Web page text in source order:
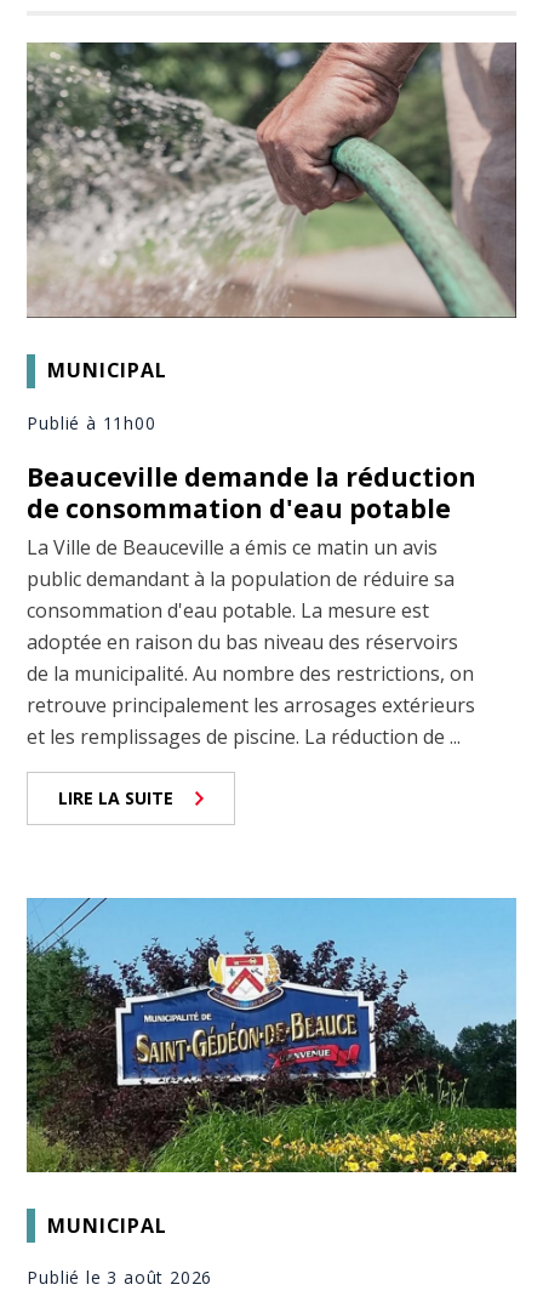
MUNICIPAL
Publié à 11h00
Beauceville demande la réduction
de consommation d'eau potable
La Ville de Beauceville a émis ce matin un avis
public demandant à la population de réduire sa
consommation d'eau potable. La mesure est
adoptée en raison du bas niveau des réservoirs
de la municipalité. Au nombre des restrictions, on
retrouve principalement les arrosages extérieurs
et les remplissages de piscine. La réduction de ...
LIRE LA SUITE
MUNICIPAL
Publié le 3 août 2026